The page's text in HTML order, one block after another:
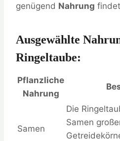
genügend Nahrung
Ausgewählte
Ringeltaube:
Pflanzliche
Nahrung
Samen
Die
Samen